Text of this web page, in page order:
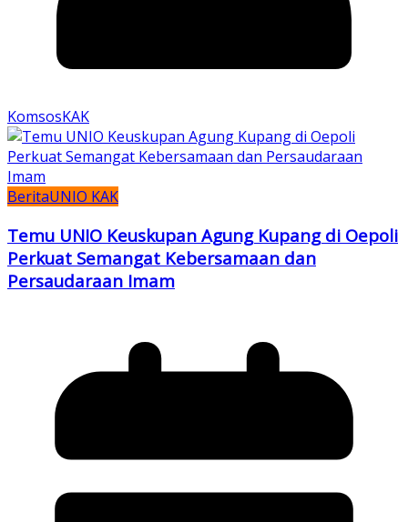
KomsosKAK
BeritaUNIO KAK
Temu UNIO Keuskupan Agung Kupang di Oepoli
Perkuat Semangat Kebersamaan dan
Persaudaraan Imam